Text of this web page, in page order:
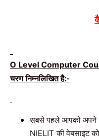
O Level Computer
चरण निम्नलिखित है:-
सबसे पहले आपको अपने
NIELITकी वेबसाइट